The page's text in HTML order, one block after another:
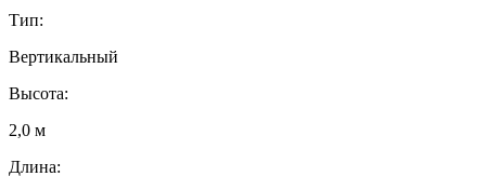
Тип:
Вертикальный
Высота:
2,0 м
Длина: